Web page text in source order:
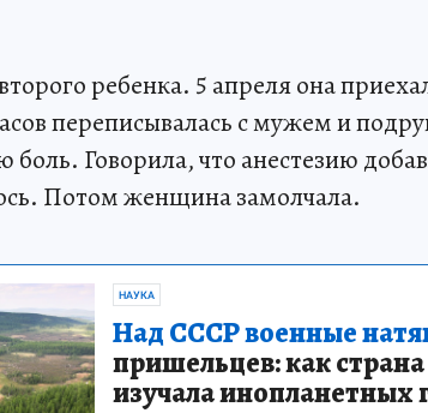
ребенка. 5 апреля она
переписывалась с мужем и
боль. Говорила, что анестезию
Потом женщина замолчала.
НАУКА
Над СССР военные
пришельцев: как
изучала инопланетных